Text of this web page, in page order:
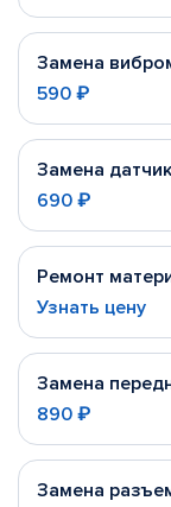
Замена
590 ₽
Замена
690 ₽
Ремонт
Узнать цену
Замена
890 ₽
Замена